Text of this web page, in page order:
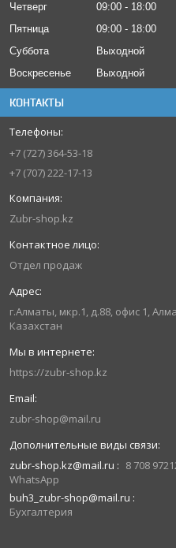
Четверг
09:00
18:00
Пятница
09:00
18:00
Суббота
Выходной
Воскресенье
Выходной
КОНТАКТЫ
+7 (727) 364-53-18
+7 (707) 222-17-13
Zubr-shop.kz
Отдел продаж
г.Алматы, мкр.1, д.88, офис 1,
Казахстан
https://zubr-shop.kz
zubr-shop@mail.ru
zubr-shop.kz@mail.ru
8 708
WhatsApp
buh3_zubr-shop@mail.ru
Бухгалтерия